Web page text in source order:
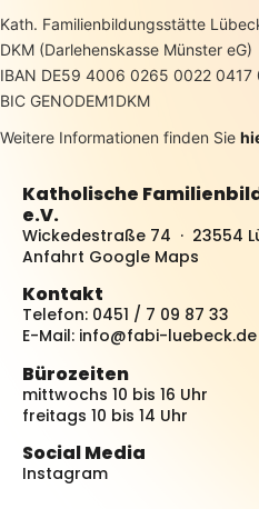
Kath. Familienbildungsstätte
DKM (Darlehenskasse Münster eG)
IBAN DE59 4006 0265 0022 0417
BIC GENODEM1DKM
Weitere Informationen finden Sie
Katholische
e.V.
Wickedestraße 74 · 23554
Anfahrt Google Maps
Kontakt
Telefon: 0451 / 7 09 87 33
E-Mail: info@fabi-luebeck.de
Bürozeiten
mittwochs 10 bis 16 Uhr
freitags 10 bis 14 Uhr
Social Media
Instagram